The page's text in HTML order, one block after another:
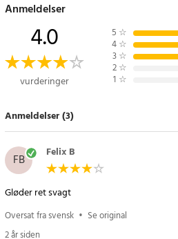
tiltalende, og tre er inkluderet i hver
dem, hvor der er mest brug for dem.
betyder, at de ikke kun giver dig det
hjælper med at spare energi.
efter en hurtig belysningsløsning.
Specifikation
- Antal lys: 3-pak
- Installation: Selvklæbende,
- Anvendelsesområder:
sengelamper
Anmeldelser
4.0
vurderinger
5 ☆
4 ☆
3 ☆
2 ☆
1 ☆
Anmeldelser (3)
FB Felix B
Gløder ret svagt
Oversat fra svensk • Se original
2 år siden